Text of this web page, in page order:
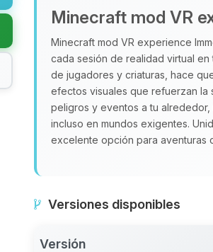
Minecraft mod VR
Minecraft mod VR experience
cada sesión de realidad virtual
de jugadores y criaturas, hace
efectos visuales que refuerzan la
peligros y eventos a tu alrededor,
incluso en mundos exigentes.
excelente opción para aventuras
Versiones disponibles
Versión